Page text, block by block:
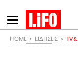
Παράκαμψη
προς
HOME ΕΙΔΗΣΕΙΣ TV